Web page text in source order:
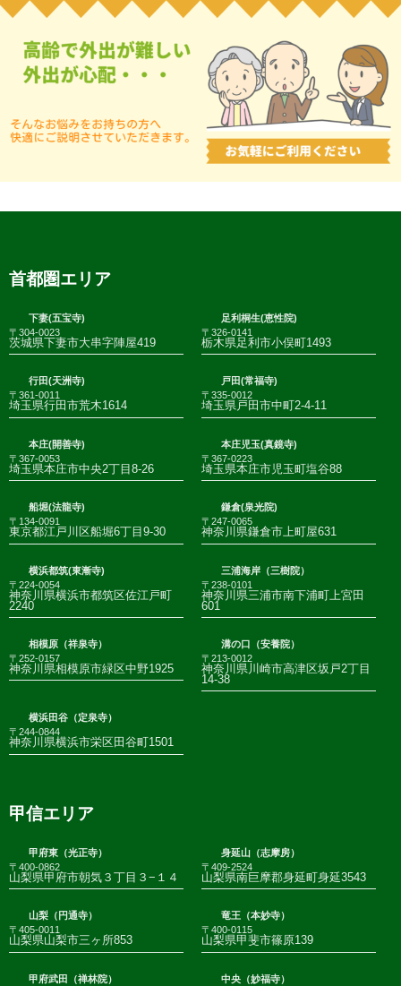
首都圏エリア
下妻(五宝寺)
〒304-0023
茨城県下妻市大串字陣屋419
足利桐生(恵性院)
〒326-0141
栃木県足利市小俣町1493
行田(天洲寺)
〒361-0011
埼玉県行田市荒木1614
戸田(常福寺)
〒335-0012
埼玉県戸田市中町2-4-11
本庄(開善寺)
〒367-0053
埼玉県本庄市中央2丁目8-26
本庄児玉(真鏡寺)
〒367-0223
埼玉県本庄市児玉町塩谷88
船堀(法龍寺)
〒134-0091
東京都江戸川区船堀6丁目9-30
鎌倉(泉光院)
〒247-0065
神奈川県鎌倉市上町屋631
横浜都筑(東漸寺)
〒224-0054
神奈川県横浜市都筑区佐江戸町
2240
三浦海岸（三樹院）
〒238-0101
神奈川県三浦市南下浦町上宮田
601
相模原（祥泉寺）
〒252-0157
神奈川県相模原市緑区中野1925
溝の口（安養院）
〒213-0012
神奈川県川崎市高津区坂戸2丁目
14-38
横浜田谷（定泉寺）
〒244-0844
神奈川県横浜市栄区田谷町1501
甲信エリア
甲府東（光正寺）
〒400-0862
山梨県甲府市朝気３丁目３−１４
身延山（志摩房）
〒409-2524
山梨県南巨摩郡身延町身延3543
山梨（円通寺）
〒405-0011
山梨県山梨市三ヶ所853
竜王（本妙寺）
〒400-0115
山梨県甲斐市篠原139
甲府武田（禅林院）
中央（妙福寺）